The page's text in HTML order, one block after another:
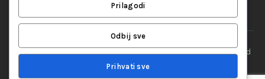
“Set Up S” d.o.o. Tuzla, sva prava pridržana© 2026 || Designed
Prilagodi
Odbij sve
Prihvati sve